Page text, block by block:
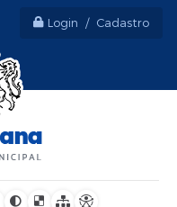
Login / Cadastro